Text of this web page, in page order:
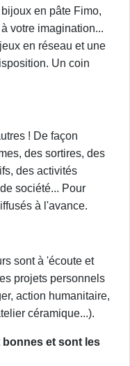
en pâte Fimo,
votre imagination...
en réseau et une
Un coin
! De façon
des sortires, des
des activités
société... Pour
à l'avance.
sont à 'écoute et
projets personnels
action humanitaire,
céramique...).
et sont les